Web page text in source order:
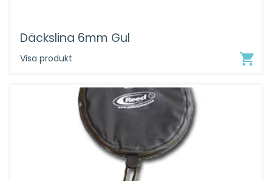
Däckslina 6mm Gul
Visa produkt